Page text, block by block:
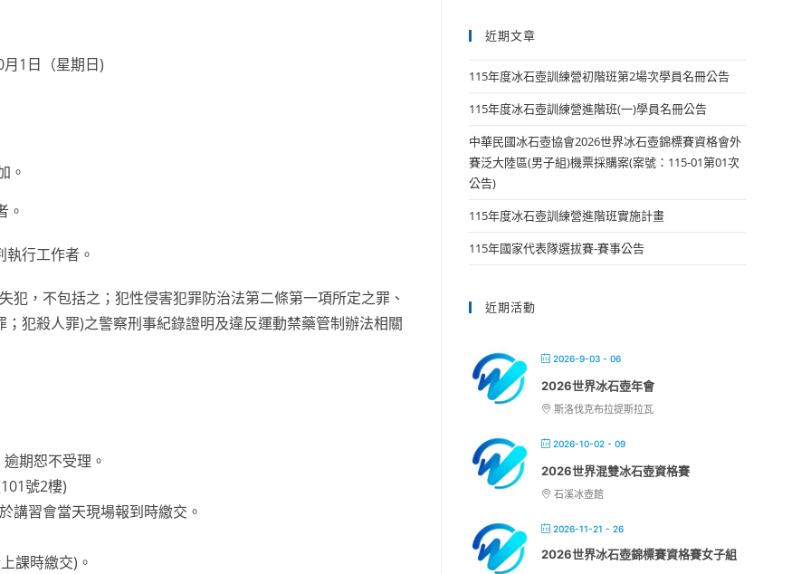
1日（星期日)
。
。
執行工作者。
，不包括之；犯性侵害犯罪防治法第二條第一項所定之罪、
犯殺人罪)之警察刑事紀錄證明及違反運動禁藥管制辦法相關
期恕不受理。
號2樓)
講習會當天現場報到時繳交。
課時繳交)。
近期文章
115年度冰石壺訓練營初階班第2場次學員名冊公告
115年度冰石壺訓練營進階班(一)學員名冊公告
中華民國冰石壺協會2026世界冰石壺錦標賽資格會外
賽泛大陸區(男子組)機票採購案(案號：115-01第01次
公告)
115年度冰石壺訓練營進階班實施計畫
115年國家代表隊選拔賽-賽事公告
近期活動
2026-9-03 - 06
2026世界冰石壺年會
斯洛伐克布拉提斯拉瓦
2026-10-02 - 09
2026世界混雙冰石壺資格賽
石溪冰壺館
2026-11-21 - 26
2026世界冰石壺錦標賽資格賽女子組